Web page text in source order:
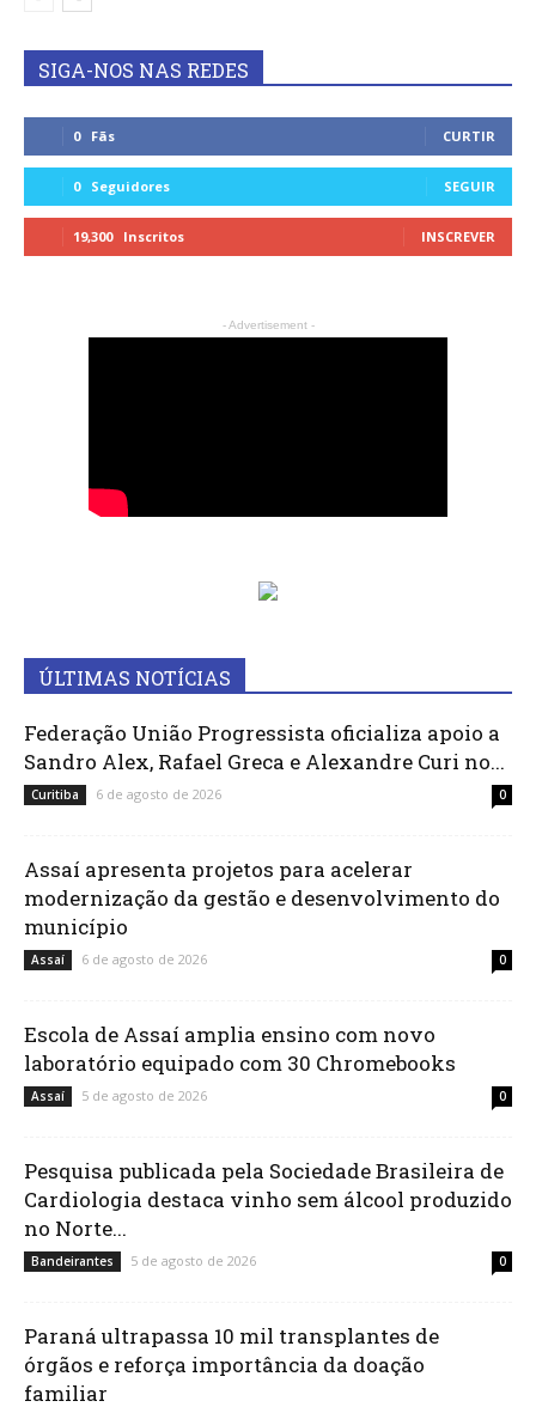
SIGA-NOS NAS REDES
0 Fãs CURTIR
0 Seguidores SEGUIR
19,300 Inscritos INSCREVER
- Advertisement -
ÚLTIMAS NOTÍCIAS
Federação União Progressista oficializa apoio a
Sandro Alex, Rafael Greca e Alexandre Curi no...
Curitiba 6 de agosto de 2026 0
Assaí apresenta projetos para acelerar
modernização da gestão e desenvolvimento do
município
Assaí 6 de agosto de 2026 0
Escola de Assaí amplia ensino com novo
laboratório equipado com 30 Chromebooks
Assaí 5 de agosto de 2026 0
Pesquisa publicada pela Sociedade Brasileira de
Cardiologia destaca vinho sem álcool produzido
no Norte...
Bandeirantes 5 de agosto de 2026 0
Paraná ultrapassa 10 mil transplantes de
órgãos e reforça importância da doação
familiar